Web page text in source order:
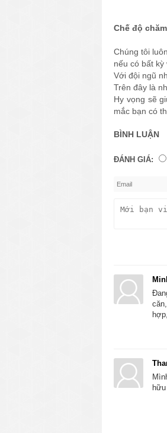
Chế độ
Chúng tôi
nếu có bất
Với đội ngũ
Trên đây là
Hy vọng sẽ
mắc bạn có
BÌNH LUẬN
ĐÁNH GIÁ: